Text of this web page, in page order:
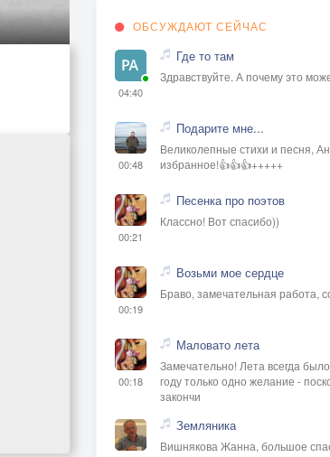
ОБСУЖДАЮТ СЕЙЧАС
04:40
Где то там
Здравствуйте. А почему это
00:48
Подарите мне...
Великолепные стихи и песня,
избранное!👍👍👍+++++
00:21
Песенка про поэтов
Классно! Вот спасибо))
00:19
Возьми мое сердце
Браво, замечательная работа,
00:18
Маловато лета
Замечательно! Лета всегда
году только одно желание -
закончи
Земляника
Вишнякова Жанна, большое